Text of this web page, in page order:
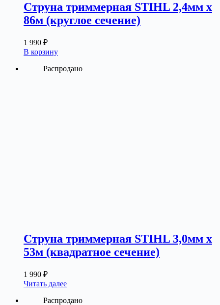
Струна триммерная STIHL 2,4мм х
86м (круглое сечение)
1 990 ₽
В корзину
Распродано
Струна триммерная STIHL 3,0мм х
53м (квадратное сечение)
1 990 ₽
Читать далее
Распродано